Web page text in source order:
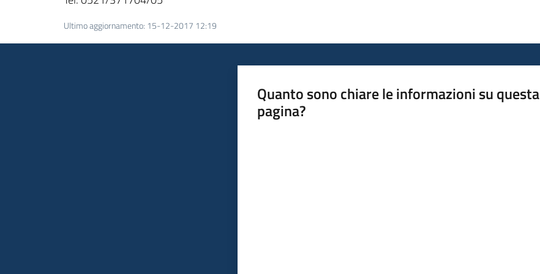
Ultimo aggiornamento: 15-12-2017 12:19
Quanto sono chiare le informazioni su questa
pagina?